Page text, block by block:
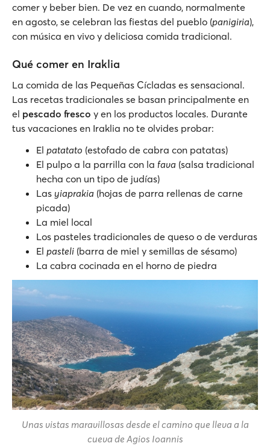
comer y beber bien. De vez en cuando, normalmente
en agosto, se celebran las fiestas del pueblo (panigiria),
con música en vivo y deliciosa comida tradicional.
Qué comer en Iraklia
La comida de las Pequeñas Cícladas es sensacional.
Las recetas tradicionales se basan principalmente en
el pescado fresco y en los productos locales. Durante
tus vacaciones en Iraklia no te olvides probar:
El patatato (estofado de cabra con patatas)
El pulpo a la parrilla con la fava (salsa tradicional
hecha con un tipo de judías)
Las yiaprakia (hojas de parra rellenas de carne
picada)
La miel local
Los pasteles tradicionales de queso o de verduras
El pasteli (barra de miel y semillas de sésamo)
La cabra cocinada en el horno de piedra
Unas vistas maravillosas desde el camino que lleva a la
cueva de Agios Ioannis